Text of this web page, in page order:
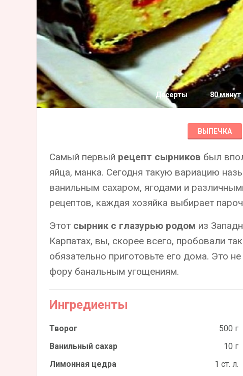
Десерты 80 минут
ВЫПЕЧКА
Самый первый рецепт сырников был
яйца, манка. Сегодня такую вариацию
ванильным сахаром, ягодами и
рецептов, каждая хозяйка выбирает
Этот сырник с глазурью родом из
Карпатах, вы, скорее всего, пробовали
обязательно приготовьте его дома. Это
фору банальным угощениям.
Ингредиенты
Творог 500 г
Ванильный сахар
10 г
Лимонная цедра
1 ст. л.